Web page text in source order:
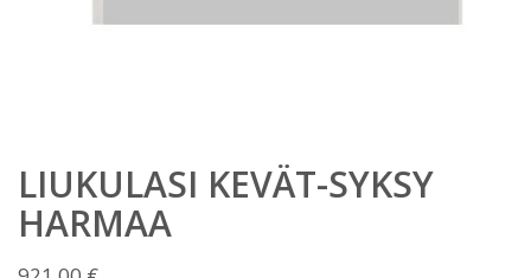
LIUKULASI KEVÄT-SYKSY
HARMAA